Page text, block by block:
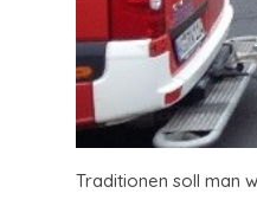
Traditionen soll man